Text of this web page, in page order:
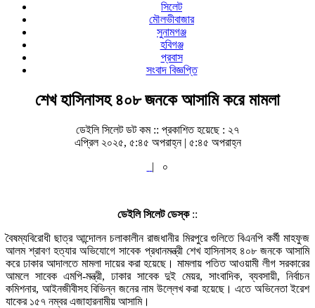
সিলেট
মৌলভীবাজার
সুনামগঞ্জ
হবিগঞ্জ
প্রবাস
সংবাদ বিজ্ঞপ্তি
শেখ হাসিনাসহ ৪০৮ জনকে আসামি করে মামলা
ডেইলি সিলেট ডট কম :: প্রকাশিত হয়েছে : ২৭
এপ্রিল ২০২৫, ৫:৪৫ অপরাহ্ন | ৫:৪৫ অপরাহ্ন
|
০
ডেইলি সিলেট ডেস্ক::
বৈষম্যবিরোধী ছাত্র আন্দোলন চলাকালীন রাজধানীর মিরপুরে গুলিতে বিএনপি কর্মী মাহফুজ
আলম শ্রাবণ হত্যার অভিযোগে সাবেক প্রধানমন্ত্রী শেখ হাসিনাসহ ৪০৮ জনকে আসামি
করে ঢাকার আদালতে মামলা দায়ের করা হয়েছে। মামলায় পতিত আওয়ামী লীগ সরকারের
আমলে সাবেক এমপি-মন্ত্রী, ঢাকার সাবেক দুই মেয়র, সাংবাদিক, ব্যবসায়ী, নির্বাচন
কমিশনার, আইনজীবীসহ বিভিন্ন জনের নাম উল্লেখ করা হয়েছে। এতে অভিনেতা ইরেশ
যাকের ১৫৭ নম্বর এজাহারনামীয় আসামি।